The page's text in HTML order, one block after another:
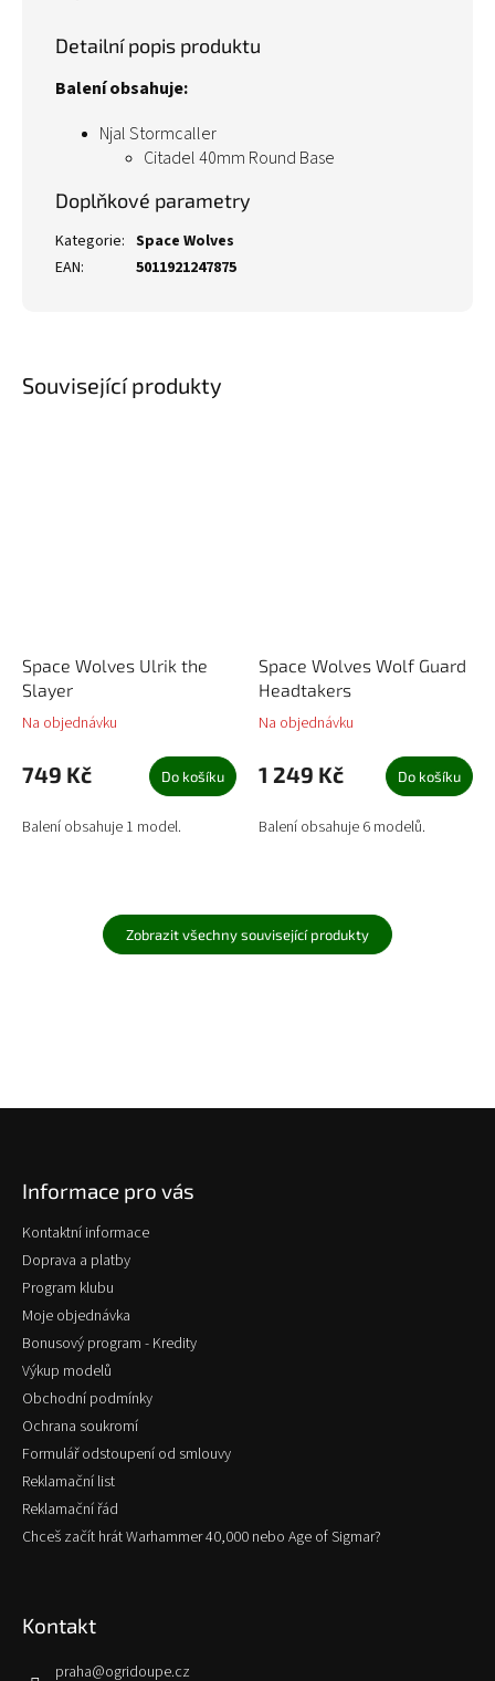
Související produkty
Space Wolves Ulrik the
Slayer
Na objednávku
749 Kč Do košíku
Balení obsahuje 1 model.
Space Wolves Wolf Guard
Headtakers
Na objednávku
1 249 Kč Do košíku
Balení obsahuje 6 modelů.
Zobrazit všechny související produkty
Detailní popis produktu
Balení obsahuje:
Njal Stormcaller
Citadel 40mm Round Base
Doplňkové parametry
Kategorie: Space Wolves
EAN: 5011921247875
Informace pro vás
Kontaktní informace
Doprava a platby
Program klubu
Moje objednávka
Bonusový program - Kredity
Výkup modelů
Obchodní podmínky
Ochrana soukromí
Formulář odstoupení od smlouvy
Reklamační list
Reklamační řád
Chceš začít hrát Warhammer 40,000 nebo Age of Sigmar?
Kontakt
praha@ogridoupe.cz